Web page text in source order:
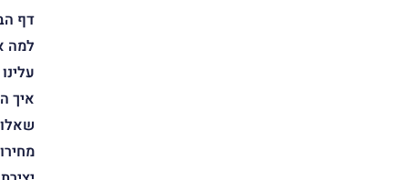
דף
למה
עלינו
איך